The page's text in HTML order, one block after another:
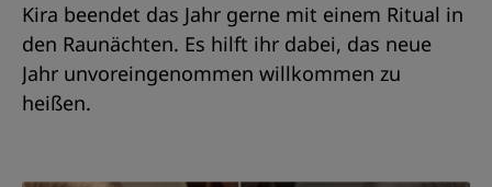
Kira beendet das Jahr gerne mit einem Ritual in
den Raunächten. Es hilft ihr dabei, das neue
Jahr unvoreingenommen willkommen zu
heißen.